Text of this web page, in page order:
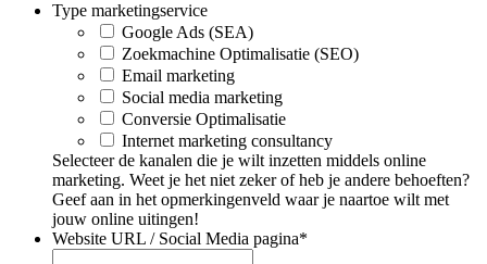
Type marketingservice
Google Ads (SEA)
Zoekmachine Optimalisatie (SEO)
Email marketing
Social media marketing
Conversie Optimalisatie
Internet marketing consultancy
Selecteer de kanalen die je wilt inzetten middels online
marketing. Weet je het niet zeker of heb je andere behoeften?
Geef aan in het opmerkingenveld waar je naartoe wilt met
jouw online uitingen!
Website URL / Social Media pagina*